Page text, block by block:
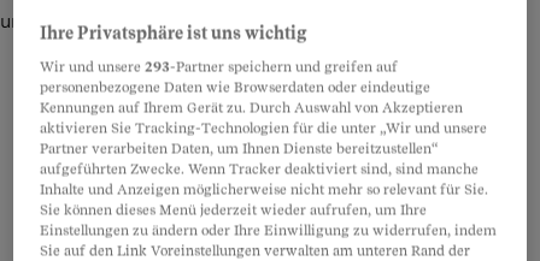
uns psychisch stark macht.
Bild: Karim Niazi
Teilen Anhören Merken Kommentare
Artikel teilen
Ruedi Bühler sieht aus wie ein unbekümmerter
Strahlemann. Gross, braun gebrannt, sportlich.
Ihre Privatsphäre ist uns wichtig
Wir und unsere293-Partner speichern und greifen auf
personenbezogene Daten wie Browserdaten oder eindeutige
Kennungen auf Ihrem Gerät zu. Durch Auswahl von Akzeptieren
aktivieren Sie Tracking-Technologien für die unter „Wir und unsere
Partner verarbeiten Daten, um Ihnen Dienste bereitzustellen“
aufgeführten Zwecke. Wenn Tracker deaktiviert sind, sind manche
Inhalte und Anzeigen möglicherweise nicht mehr so relevant für Sie.
Sie können dieses Menü jederzeit wieder aufrufen, um Ihre
Einstellungen zu ändern oder Ihre Einwilligung zu widerrufen, indem
Sie auf den Link Voreinstellungen verwalten am unteren Rand der